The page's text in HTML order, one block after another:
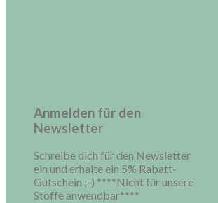
Anmelden für den
Newsletter
Schreibe dich für den Newsletter
ein und erhalte ein 5% Rabatt-
Gutschein ;-) ****Nicht für unsere
Stoffe anwendbar****